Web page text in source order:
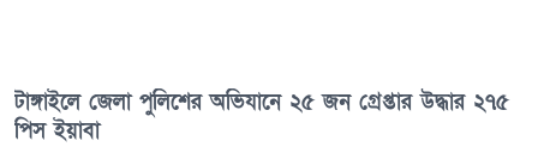
টাঙ্গাইলে জেলা পুলিশের অভিযানে ২৫ জন গ্রেপ্তার উদ্ধার ২৭৫
পিস ইয়াবা